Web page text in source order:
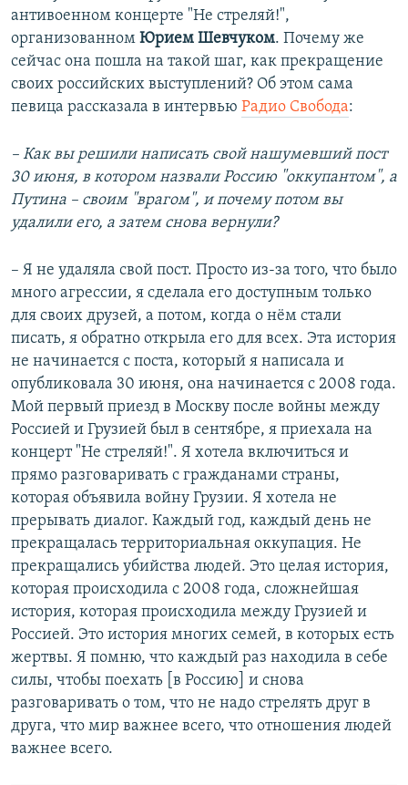
антивоенном концерте "Не стреляй!",
организованном Юрием Шевчуком. Почему же
сейчас она пошла на такой шаг, как прекращение
своих российских выступлений? Об этом сама
певица рассказала в интервью Радио Свобода:
– Как вы решили написать свой нашумевший пост
30 июня, в котором назвали Россию "оккупантом", а
Путина – своим "врагом", и почему потом вы
удалили его, а затем снова вернули?
– Я не удаляла свой пост. Просто из-за того, что было
много агрессии, я сделала его доступным только
для своих друзей, а потом, когда о нём стали
писать, я обратно открыла его для всех. Эта история
не начинается с поста, который я написала и
опубликовала 30 июня, она начинается с 2008 года.
Мой первый приезд в Москву после войны между
Россией и Грузией был в сентябре, я приехала на
концерт "Не стреляй!". Я хотела включиться и
прямо разговаривать с гражданами страны,
которая объявила войну Грузии. Я хотела не
прерывать диалог. Каждый год, каждый день не
прекращалась территориальная оккупация. Не
прекращались убийства людей. Это целая история,
которая происходила с 2008 года, сложнейшая
история, которая происходила между Грузией и
Россией. Это история многих семей, в которых есть
жертвы. Я помню, что каждый раз находила в себе
силы, чтобы поехать [в Россию] и снова
разговаривать о том, что не надо стрелять друг в
друга, что мир важнее всего, что отношения людей
важнее всего.